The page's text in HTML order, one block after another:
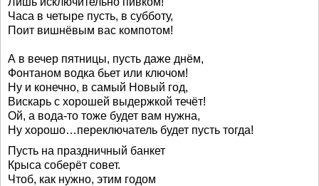
Часа в четыре пусть, в субботу,
Поит вишнёвым вас компотом!
А в вечер пятницы, пусть даже днём,
Фонтаном водка бьет или ключом!
Ну и конечно, в самый Новый год,
Вискарь с хорошей выдержкой течёт!
Ой, а вода-то тоже будет вам нужна,
Ну хорошо…переключатель будет пусть тогда!
Пусть на праздничный банкет
Крыса соберёт совет.
Чтоб, как нужно, этим годом